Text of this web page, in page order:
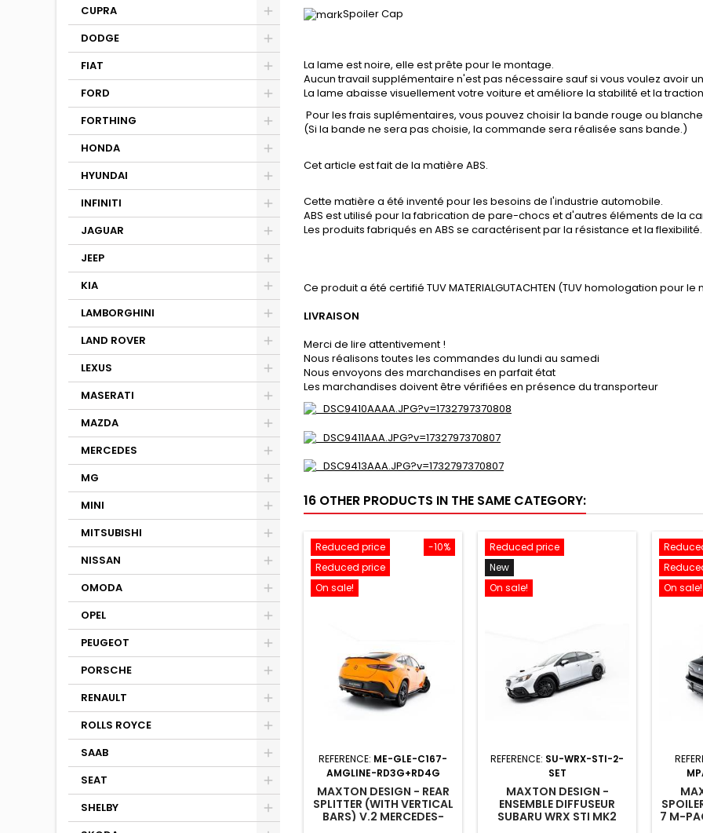
CUPRA
DODGE
FIAT
FORD
FORTHING
HONDA
HYUNDAI
INFINITI
JAGUAR
JEEP
KIA
LAMBORGHINI
LAND ROVER
LEXUS
MASERATI
MAZDA
MERCEDES
MG
MINI
MITSUBISHI
NISSAN
OMODA
OPEL
PEUGEOT
PORSCHE
RENAULT
ROLLS ROYCE
SAAB
SEAT
SHELBY
Spoiler Cap
La lame est noire, elle est prête pour le montage.
Aucun travail supplémentaire n'est pas nécessaire sauf si vous voulez avoir
La lame abaisse visuellement votre voiture et améliore la stabilité et la
Pour les frais suplémentaires, vous pouvez choisir la bande rouge ou
(Si la bande ne sera pas choisie, la commande sera réalisée sans bande.)
Cet article est fait de la matière ABS.
Cette matière a été inventé pour les besoins de l'industrie automobile.
ABS est utilisé pour la fabrication de pare-chocs et d'autres éléments de la
Les produits fabriqués en ABS se caractérisent par la résistance et la flexibilité.
Ce produit a été certifié TUV MATERIALGUTACHTEN (TUV homologation pour
LIVRAISON
Merci de lire attentivement !
Nous réalisons toutes les commandes du lundi au samedi
Nous envoyons des marchandises en parfait état
Les marchandises doivent être vérifiées en présence du transporteur
16 OTHER PRODUCTS IN THE SAME CATEGORY:
-10%
Reduced price
Reduced price
On sale!
REFERENCE: ME-GLE-C167-
AMGLINE-RD3G+RD4G
MAXTON DESIGN - REAR
SPLITTER (WITH VERTICAL
BARS) V.2 MERCEDES-
Reduced price
New
On sale!
REFERENCE: SU-WRX-STI-2-
SET
MAXTON DESIGN -
ENSEMBLE DIFFUSEUR
SUBARU WRX STI MK2
On sale!
7 M-